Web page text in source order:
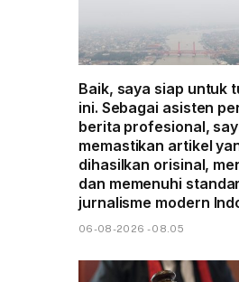
Baik, saya siap untuk
ini. Sebagai asisten
berita profesional,
memastikan artikel
dihasilkan orisinal,
dan memenuhi standar
jurnalisme modern
06-08-2026 - 08.05